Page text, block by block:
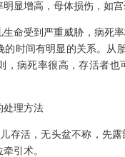
显增高，母体损伤，如
受到严重威胁，病死率
的时间有明显的关系。从
，病死率很高，存活者也
处理方法
活，无头盆不称，先露
引术。